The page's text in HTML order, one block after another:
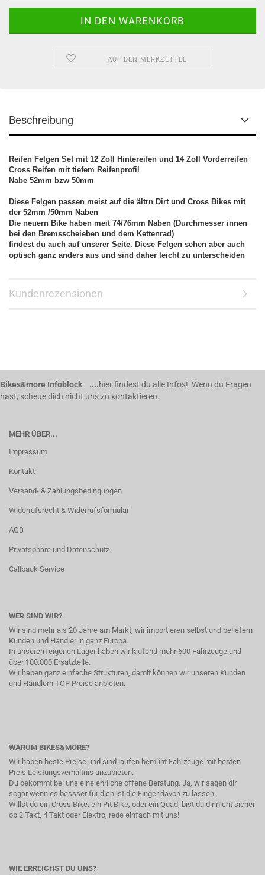
AUF DEN MERKZETTEL
Beschreibung
Reifen Felgen Set mit 12 Zoll Hintereifen und 14 Zoll Vorderreifen
Cross Reifen mit tiefem Reifenprofil
Nabe 52mm bzw 50mm
Diese Felgen passen meist auf die ältrn Dirt und Cross Bikes mit
der 52mm /50mm Naben
Die neuern Bike haben meit 74/76mm Naben (Durchmesser innen
bei den Bremsscheieben und dem Kettenrad)
findest du auch auf unserer Seite. Diese Felgen sehen aber auch
optisch ganz anders aus und sind daher leicht zu unterscheiden
Kundenrezensionen
Bikes&more Infoblock ....hier findest du alle Infos! Wenn du Fragen
hast, scheue dich nicht uns zu kontaktieren.
MEHR ÜBER...
Impressum
Kontakt
Versand- & Zahlungsbedingungen
Widerrufsrecht & Widerrufsformular
AGB
Privatsphäre und Datenschutz
Callback Service
WER SIND WIR?
Wir sind mehr als 20 Jahre am Markt, wir importieren selbst und beliefern
Kunden und Händler in ganz Europa.
In unserem eigenen Lager haben wir laufend mehr 600 Fahrzeuge und
über 100.000 Ersatzteile.
Wir haben ganz einfache Strukturen, damit können wir unseren Kunden
und Händlern TOP Preise anbieten.
WARUM BIKES&MORE?
Wir haben beste Preise und sind laufen bemüht Fahrzeuge mit besten
Preis Leistungsverhältnis anzubieten.
Du bekommt bei uns eine ehrliche offene Beratung. Ja, wir sagen dir
sogar wenn es bessser für dich ist die Finger davon zu lassen.
Willst du ein Cross Bike, ein Pit Bike, oder ein Quad, bist du dir nicht sicher
ob 2 Takt, 4 Takt oder Elektro, rede einfach mit uns!
WIE ERREICHST DU UNS?